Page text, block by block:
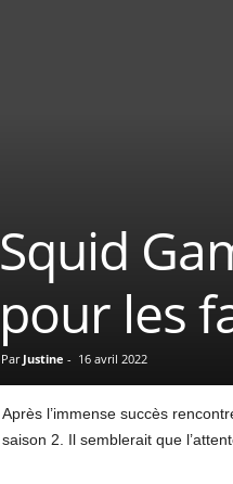
Squid
pour les
Par Justine - 16 avril 2022
Après l’immense succès
saison 2. Il semblerait que